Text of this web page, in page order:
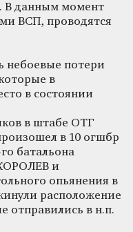
В данным момент
ВСП, проводятся
небоевые потери
в
в состоянии
в штабе ОТГ
в 10 огшбр
батальона
и
опьянения в
расположение
отправились в н.п.